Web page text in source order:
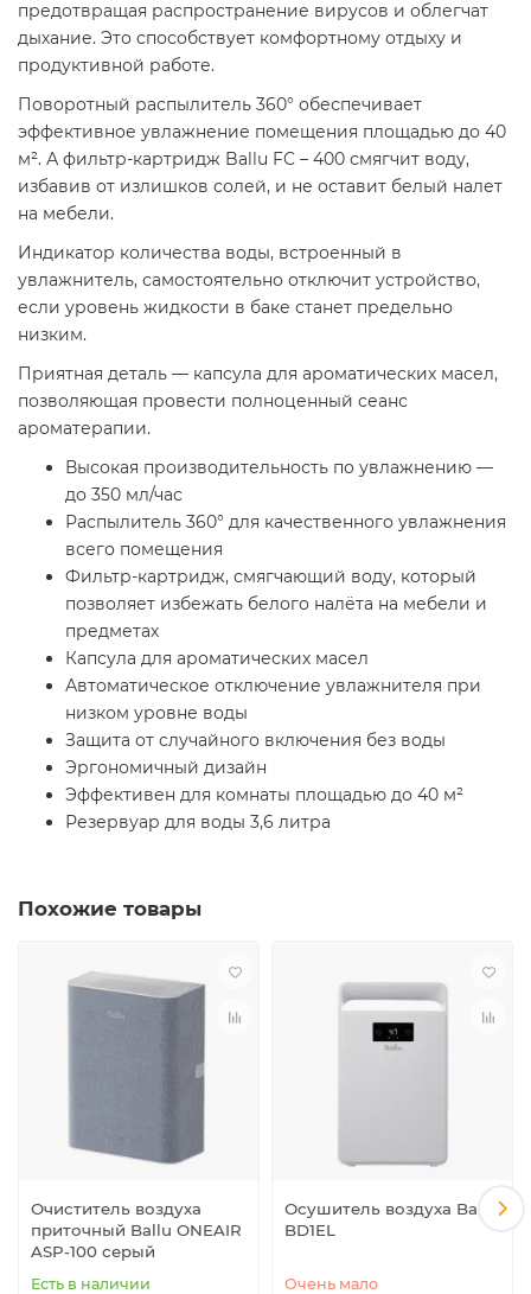
предотвращая распространение вирусов и облегчат
дыхание. Это способствует комфортному отдыху и
продуктивной работе.
Поворотный распылитель 360° обеспечивает
эффективное увлажнение помещения площадью до 40
м². А фильтр-картридж Ballu FC – 400 смягчит воду,
избавив от излишков солей, и не оставит белый налет
на мебели.
Индикатор количества воды, встроенный в
увлажнитель, самостоятельно отключит устройство,
если уровень жидкости в баке станет предельно
низким.
Приятная деталь — капсула для ароматических масел,
позволяющая провести полноценный сеанс
ароматерапии.
Высокая производительность по увлажнению —
до 350 мл/час
Распылитель 360° для качественного увлажнения
всего помещения
Фильтр-картридж, смягчающий воду, который
позволяет избежать белого налёта на мебели и
предметах
Капсула для ароматических масел
Автоматическое отключение увлажнителя при
низком уровне воды
Защита от случайного включения без воды
Эргономичный дизайн
Эффективен для комнаты площадью до 40 м²
Резервуар для воды 3,6 литра
Похожие товары
Очиститель воздуха
приточный Ballu ONEAIR
ASP-100 серый
Есть в наличии
Осушитель воздуха Ballu
BD1EL
Очень мало